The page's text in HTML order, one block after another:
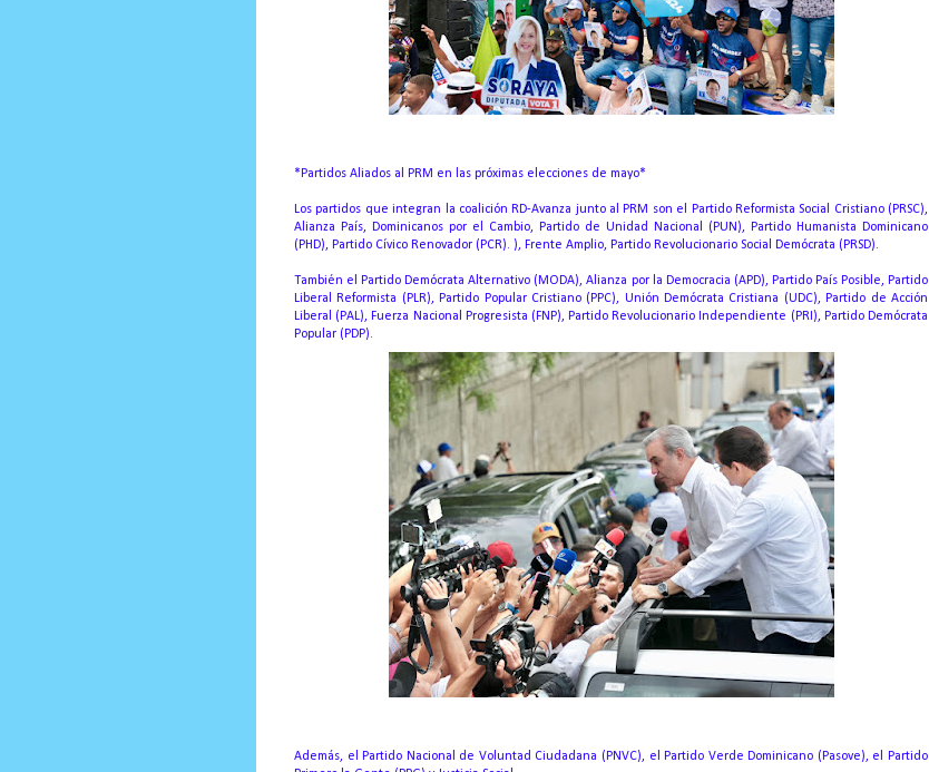
*Partidos Aliados al PRM en las próximas elecciones de mayo*
Los partidos que integran la coalición RD-Avanza junto al PRM son el Partido Reformista Social Cristiano (PRSC),
Alianza País, Dominicanos por el Cambio, Partido de Unidad Nacional (PUN), Partido Humanista Dominicano
(PHD), Partido Cívico Renovador (PCR). ), Frente Amplio, Partido Revolucionario Social Demócrata (PRSD).
También el Partido Demócrata Alternativo (MODA), Alianza por la Democracia (APD), Partido País Posible, Partido
Liberal Reformista (PLR), Partido Popular Cristiano (PPC), Unión Demócrata Cristiana (UDC), Partido de Acción
Liberal (PAL), Fuerza Nacional Progresista (FNP), Partido Revolucionario Independiente (PRI), Partido Demócrata
Popular (PDP).
Además, el Partido Nacional de Voluntad Ciudadana (PNVC), el Partido Verde Dominicano (Pasove), el Partido